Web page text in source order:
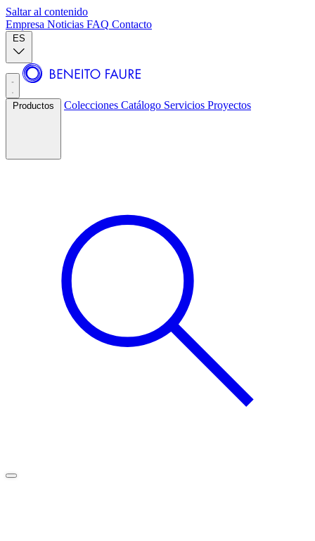
Saltar al contenido
Empresa Noticias FAQ Contacto
ES
Productos Colecciones Catálogo Servicios Proyectos